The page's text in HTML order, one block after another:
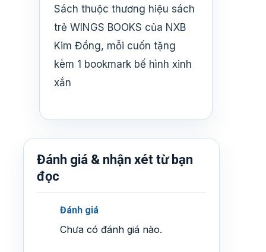
Sách thuộc thương hiệu sách
trẻ WINGS BOOKS của NXB
Kim Đồng, mỗi cuốn tặng
kèm 1 bookmark bế hình xinh
xắn
Đánh giá & nhận xét từ bạn
đọc
Đánh giá
Chưa có đánh giá nào.